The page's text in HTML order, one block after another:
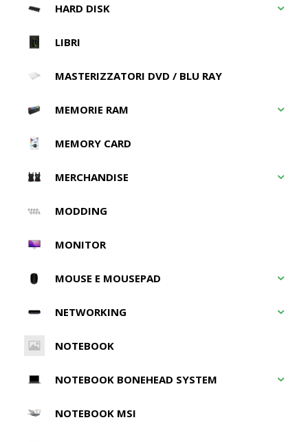
HARD DISK
LIBRI
MASTERIZZATORI DVD / BLU RAY
MEMORIE RAM
MEMORY CARD
MERCHANDISE
MODDING
MONITOR
MOUSE E MOUSEPAD
NETWORKING
NOTEBOOK
NOTEBOOK BONEHEAD SYSTEM
NOTEBOOK MSI